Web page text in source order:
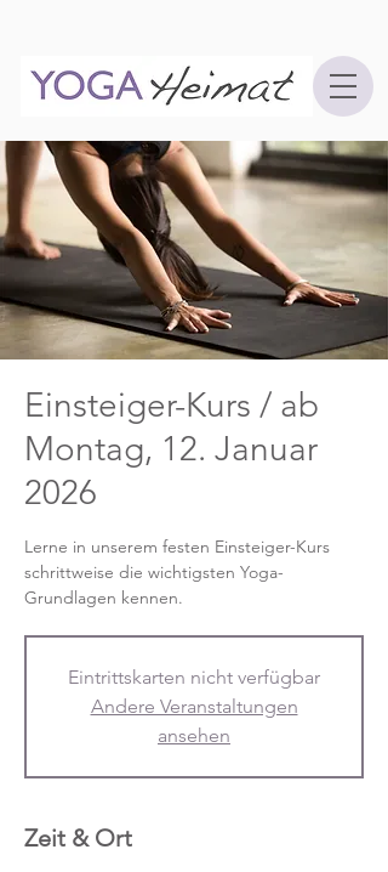
Einsteiger-Kurs / ab
Montag, 12. Januar
2026
Lerne in unserem festen Einsteiger-Kurs
schrittweise die wichtigsten Yoga-
Grundlagen kennen.
Eintrittskarten nicht verfügbar
Andere Veranstaltungen
ansehen
Zeit & Ort